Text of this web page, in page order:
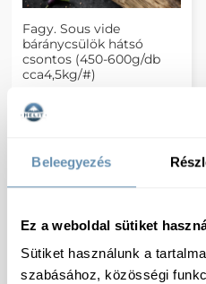
Beleegyezés
Ez a weboldal sütiket
Sütiket használunk a
szabásához, közösségi
Fagy. Sous vide
báránycsülök hátsó
csontos (450-600g/db
cca4,5kg/#)